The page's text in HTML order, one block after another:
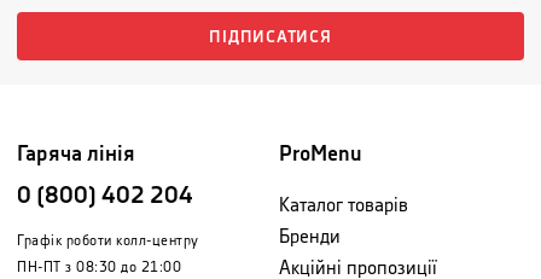
ПІДПИСАТИСЯ
Гаряча лінія
0 (800) 402 204
Графік роботи колл-центру
ПН-ПТ з 08:30 до 21:00
ProMenu
Каталог товарів
Бренди
Акційні пропозиції